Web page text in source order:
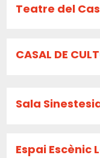
Teatre del
CASAL DE
Sala
Espai Escènic